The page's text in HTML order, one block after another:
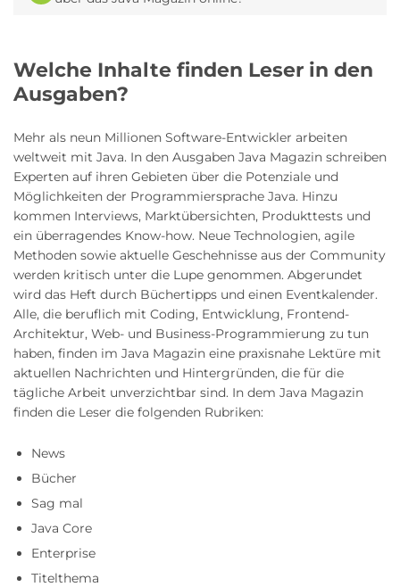
Welche Inhalte finden Leser in den
Ausgaben?
Mehr als neun Millionen Software-Entwickler arbeiten
weltweit mit Java. In den Ausgaben Java Magazin schreiben
Experten auf ihren Gebieten über die Potenziale und
Möglichkeiten der Programmiersprache Java. Hinzu
kommen Interviews, Marktübersichten, Produkttests und
ein überragendes Know-how. Neue Technologien, agile
Methoden sowie aktuelle Geschehnisse aus der Community
werden kritisch unter die Lupe genommen. Abgerundet
wird das Heft durch Büchertipps und einen Eventkalender.
Alle, die beruflich mit Coding, Entwicklung, Frontend-
Architektur, Web- und Business-Programmierung zu tun
haben, finden im Java Magazin eine praxisnahe Lektüre mit
aktuellen Nachrichten und Hintergründen, die für die
tägliche Arbeit unverzichtbar sind. In dem Java Magazin
finden die Leser die folgenden Rubriken:
News
Bücher
Sag mal
Java Core
Enterprise
Titelthema